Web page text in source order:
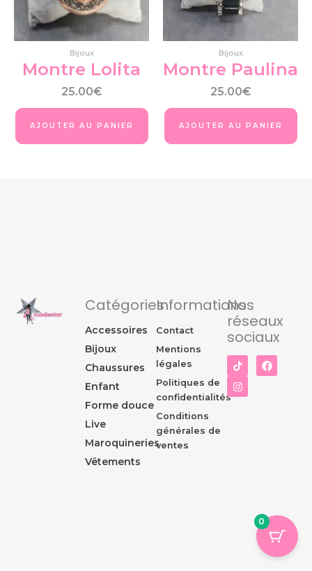
Bijoux
Montre Lolita
25.00€
AJOUTER AU PANIER
Bijoux
Montre Paulina
25.00€
AJOUTER AU PANIER
Catégories
Accessoires
Bijoux
Chaussures
Enfant
Forme douce
Live
Maroquineries
Vêtements
Informations
Contact
Mentions
légales
Politiques de
confidentialités
Conditions
générales de
ventes
Nos
réseaux
sociaux
F
a
c
I
n
s
t
a
0